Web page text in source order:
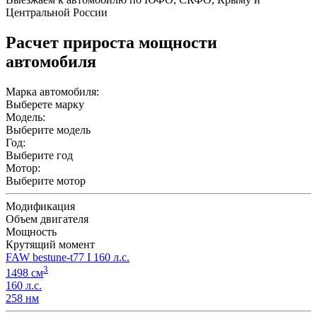
Центральной России
Расчет прироста мощности
автомобиля
Марка автомобиля:
Выберете марку
Модель:
Выберите модель
Год:
Выберите год
Мотор:
Выберите мотор
Модификация
Объем двигателя
Мощность
Крутящий момент
FAW bestune-t77 I 160 л.с.
1498 см3
160 л.с.
258 нм